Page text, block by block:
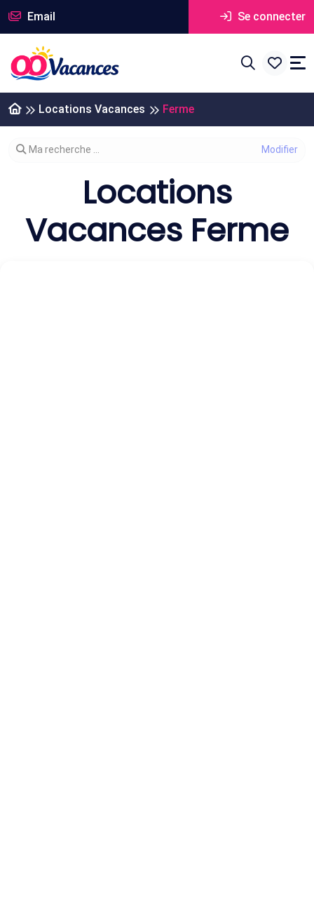
Email Se connecter
Locations Vacances Ferme
Modifier votre recherche
Ma recherche ...
Locations
Vacances Ferme